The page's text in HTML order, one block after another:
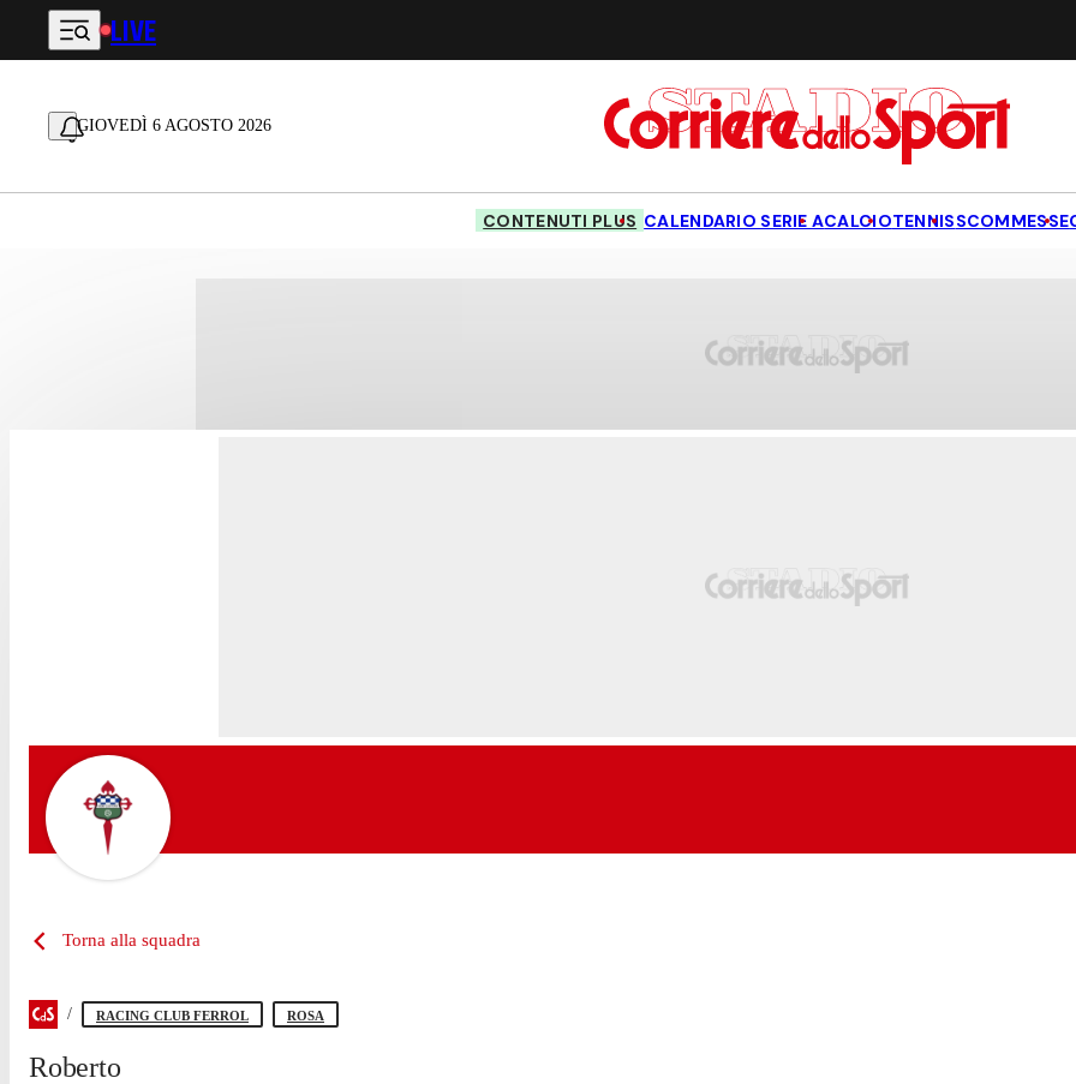
Vai al contenuto principale
LIVE
GIOVEDÌ 6 AGOSTO 2026
CONTENUTI PLUS CALENDARIO SERIE ACALCIOTENNISSCOMMESSE
Torna alla squadra
RACING CLUB FERROL ROSA
Roberto